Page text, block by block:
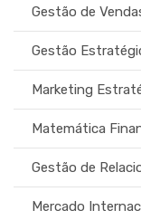
Gestão de
Gestão
Marketing
Matemática
Gestão de
Mercado